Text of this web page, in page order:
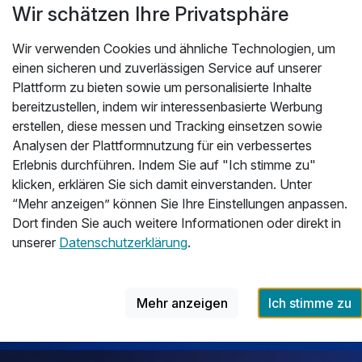
3 Familientage am Usedomer Tropenzoo
2 Übernachtungen
2 x Frühstücksbuffet
inkl. tägl. Eintritt in den Tropenzoo Bansin
inkl. Tickets für die Ostseetherme
Alle Inklusivleistungen
2 Übernachtungen
2 x Frühstücksbuffet
inkl. tägl. Eintritt in den Tropenzoo Bansin
inkl. frühere Anreise (nach Verfügbarkeit)
inkl. Parkplatznutzung
8 weitere anzeigen
5,5 / 6 Gültig bis 23.12.2026
Zum Angebot
Wir schätzen Ihre Privatsphäre
Wir verwenden Cookies und ähnliche Technologien, um
einen sicheren und zuverlässigen Service auf unserer
Plattform zu bieten sowie um personalisierte Inhalte
bereitzustellen, indem wir interessenbasierte Werbung
erstellen, diese messen und Tracking einsetzen sowie
Analysen der Plattformnutzung für ein verbessertes
Erlebnis durchführen. Indem Sie auf "Ich stimme zu"
klicken, erklären Sie sich damit einverstanden. Unter
“Mehr anzeigen” können Sie Ihre Einstellungen anpassen.
Dort finden Sie auch weitere Informationen oder direkt in
unserer Datenschutzerklärung.
Mehr anzeigen Ich stimme zu